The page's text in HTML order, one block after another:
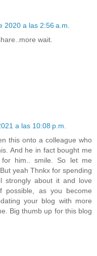
2020 a las 2:56 a.m.
wait.
a las 10:08 p.m.
this onto a colleague who
And he in fact bought me
him.. smile. So let me
yeah Thnkx for spending
strongly about it and love
possible, as you become
your blog with more
Big thumb up for this blog